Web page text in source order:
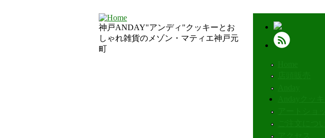
神戸ANDAY"アンディ"クッキーとお
しゃれ雑貨のメゾン・マティエ神戸元
町